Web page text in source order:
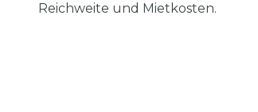
Reichweite und Mietkosten.